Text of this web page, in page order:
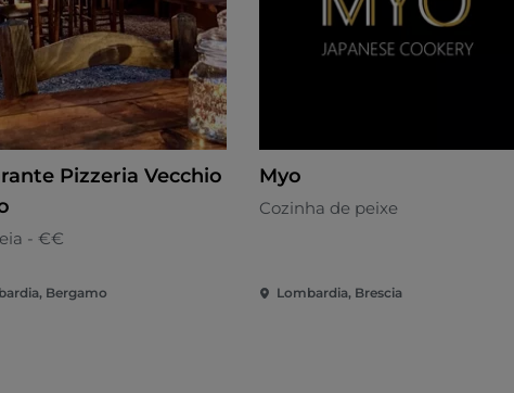
Pizzeria Vecchio
- €€
Bergamo
Myo
Cozinha de peixe
Lombardia, Brescia